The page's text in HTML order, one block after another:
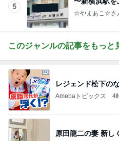
5
☆やまあこ☆さ
このジャンルの記事をもっと
レジェンド松下の
Amebaトピックス 4
原田龍二の妻 新し